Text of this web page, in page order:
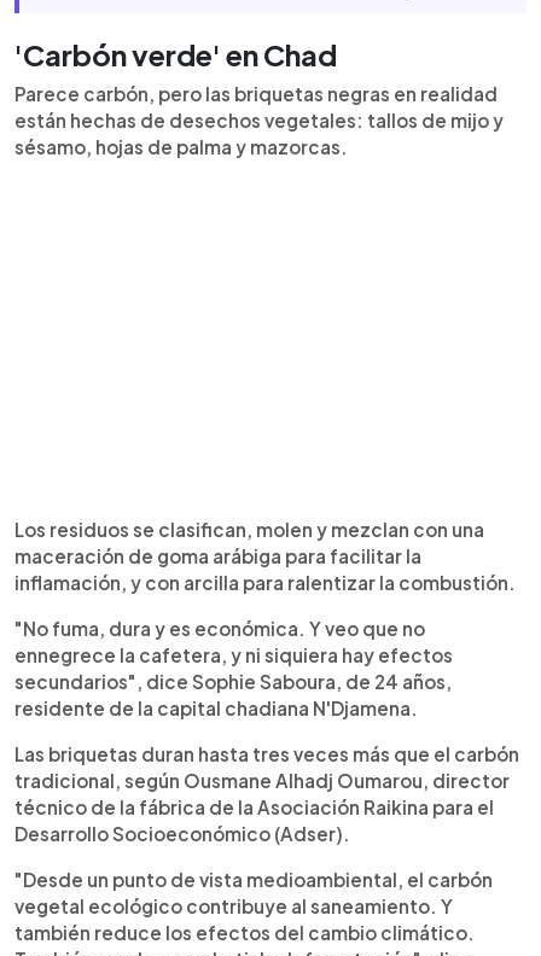
'Carbón verde' en Chad
Parece carbón, pero las briquetas negras en realidad
están hechas de desechos vegetales: tallos de mijo y
sésamo, hojas de palma y mazorcas.
Los residuos se clasifican, molen y mezclan con una
maceración de goma arábiga para facilitar la
inflamación, y con arcilla para ralentizar la combustión.
"No fuma, dura y es económica. Y veo que no
ennegrece la cafetera, y ni siquiera hay efectos
secundarios", dice Sophie Saboura, de 24 años,
residente de la capital chadiana N'Djamena.
Las briquetas duran hasta tres veces más que el carbón
tradicional, según Ousmane Alhadj Oumarou, director
técnico de la fábrica de la Asociación Raikina para el
Desarrollo Socioeconómico (Adser).
"Desde un punto de vista medioambiental, el carbón
vegetal ecológico contribuye al saneamiento. Y
también reduce los efectos del cambio climático.